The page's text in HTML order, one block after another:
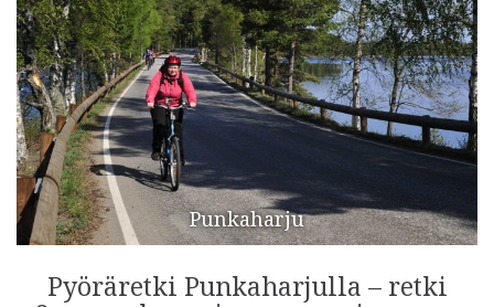
Punkaharju
Pyöräretki Punkaharjulla – retki